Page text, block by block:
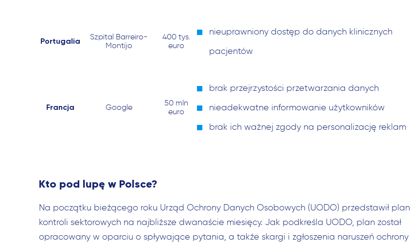
Portugalia
Szpital Barreiro-
Montijo
400 tys.
euro
nieuprawniony dostęp do danych klinicznych
pacjentów
Francja Google
50 mln
euro
brak przejrzystości przetwarzania danych
nieadekwatne informowanie użytkowników
brak ich ważnej zgody na personalizację reklam
Kto pod lupę w Polsce?
Na początku bieżącego roku Urząd Ochrony Danych Osobowych (UODO) przedstawił plan
kontroli sektorowych na najbliższe dwanaście miesięcy. Jak podkreśla UODO, plan został
opracowany w oparciu o spływające pytania, a także skargi i zgłoszenia naruszeń ochrony